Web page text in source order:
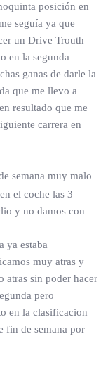
posición en
seguía ya que
un Drive Trouth
en la segunda
ganas de darle la
que me llevo a
resultado que me
carrera en
semana muy malo
el coche las 3
y no damos con
ya estaba
muy atras y
atras sin poder hacer
pero
en la clasificacion
fin de semana por